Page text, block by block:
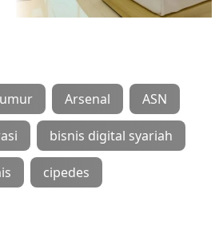
Arsenal ASN
bisnis digital syariah
cipedes